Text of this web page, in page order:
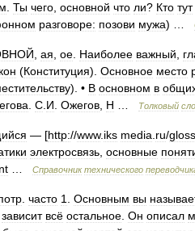
Ты чего основной что ли? Кто тут
разговоре: позови мужа) …
ая ое Наиболее важный
(Конституция). Основное место
). • В основном в
С И Ожегов Н Толковый
— [http://www. iks media ru/
электросвязь основные
Справочник технического
часто 1 Основным вы
зависит всё остальное Он описал